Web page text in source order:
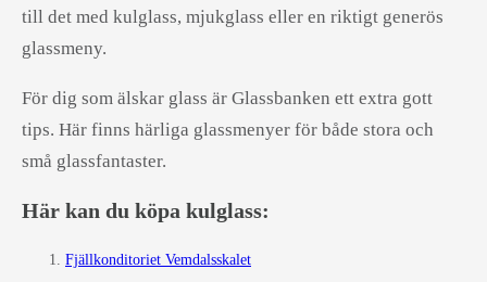
till det med kulglass, mjukglass eller en riktigt generös
glassmeny.
För dig som älskar glass är Glassbanken ett extra gott
tips. Här finns härliga glassmenyer för både stora och
små glassfantaster.
Här kan du köpa kulglass:
Fjällkonditoriet Vemdalsskalet